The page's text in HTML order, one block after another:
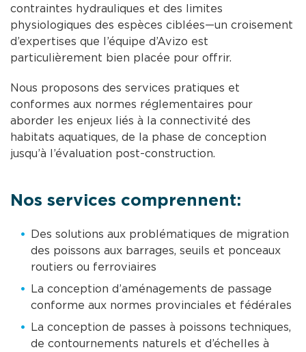
contraintes hydrauliques et des limites
physiologiques des espèces ciblées—un croisement
d’expertises que l’équipe d’Avizo est
particulièrement bien placée pour offrir.
Nous proposons des services pratiques et
conformes aux normes réglementaires pour
aborder les enjeux liés à la connectivité des
habitats aquatiques, de la phase de conception
jusqu’à l’évaluation post-construction.
Nos services comprennent:
Des solutions aux problématiques de migration
des poissons aux barrages, seuils et ponceaux
routiers ou ferroviaires
La conception d’aménagements de passage
conforme aux normes provinciales et fédérales
La conception de passes à poissons techniques,
de contournements naturels et d’échelles à